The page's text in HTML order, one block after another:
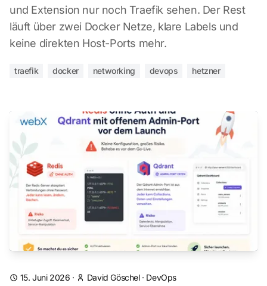
und Extension nur noch Traefik sehen. Der Rest
läuft über zwei Docker Netze, klare Labels und
keine direkten Host-Ports mehr.
traefik docker networking devops hetzner
15. Juni 2026 · David Göschel· DevOps